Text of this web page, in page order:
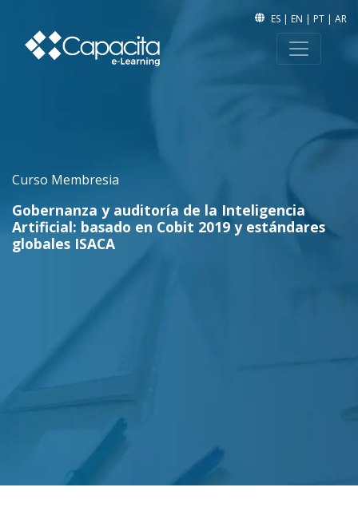
ES | EN | PT | AR
Curso Membresia
Gobernanza y auditoría de la Inteligencia
Artificial: basado en Cobit 2019 y estándares
globales ISACA